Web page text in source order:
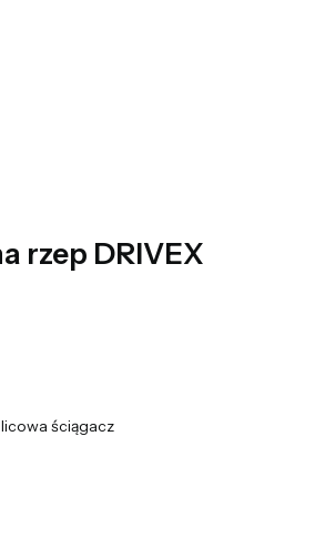
rzep DRIVEX
ściągacz